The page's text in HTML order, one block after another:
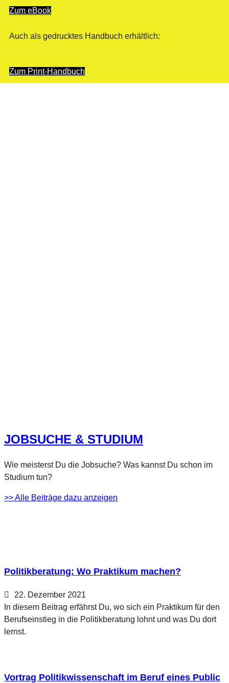
Zum eBook
Auch als gedrucktes Handbuch erhältlich:
Zum Print-Handbuch
JOBSUCHE & STUDIUM
Wie meisterst Du die Jobsuche? Was kannst Du schon im
Studium tun?
>> Alle Beiträge dazu anzeigen
Politikberatung: Wo Praktikum machen?
22. Dezember 2021
In diesem Beitrag erfährst Du, wo sich ein Praktikum für den
Berufseinstieg in die Politikberatung lohnt und was Du dort
lernst.
Vortrag Politikwissenschaft im Beruf eines Public